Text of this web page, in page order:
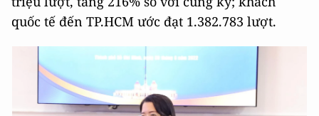
quốc tế đến TP.HCM ước đạt 1.382.783 lượt.